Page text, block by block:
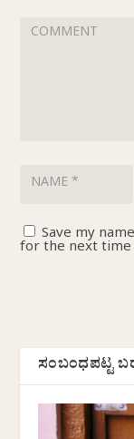
Save my
for the next time
ಸಂಬಂಧಪಟ್ಟ